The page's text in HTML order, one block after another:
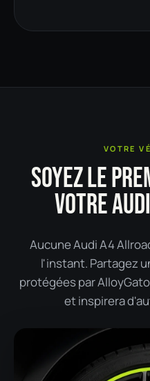
VOTRE
SOYEZ LE
VOTRE
Aucune Audi A4
l'instant. Partagez
protégées par
et inspirera